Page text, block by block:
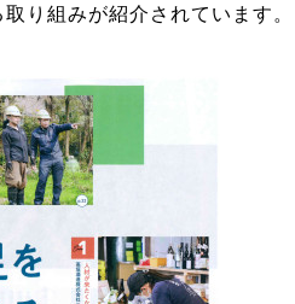
り組みが紹介されています。